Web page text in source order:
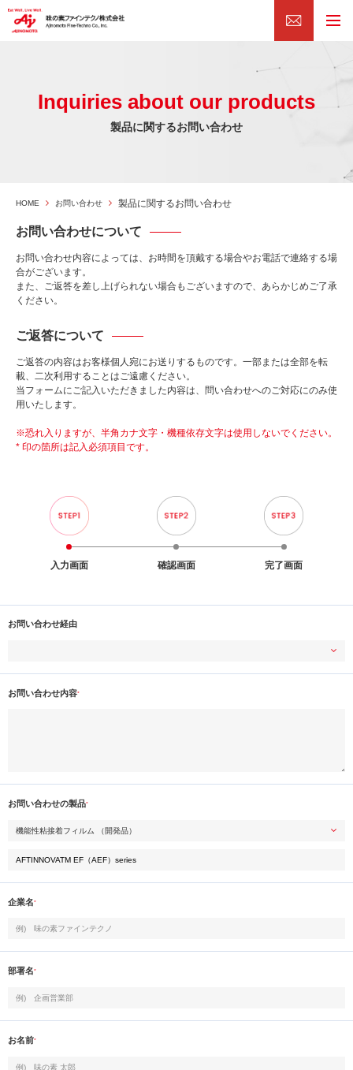
Inquiries about our products
製品に関するお問い合わせ
HOME お問い合わせ 製品に関するお問い合わせ
お問い合わせについて
お問い合わせ内容によっては、お時間を頂戴する場合やお電話で連絡する場
合がございます。
また、ご返答を差し上げられない場合もございますので、あらかじめご了承
ください。
ご返答について
ご返答の内容はお客様個人宛にお送りするものです。一部または全部を転
載、二次利用することはご遠慮ください。
当フォームにご記入いただきました内容は、問い合わせへのご対応にのみ使
用いたします。
※恐れ入りますが、半角カナ文字・機種依存文字は使用しないでください。
* 印の箇所は記入必須項目です。
入力画面 確認画面 完了画面
お問い合わせ経由
お問い合わせ内容*
お問い合わせの製品*
企業名*
部署名*
お名前*